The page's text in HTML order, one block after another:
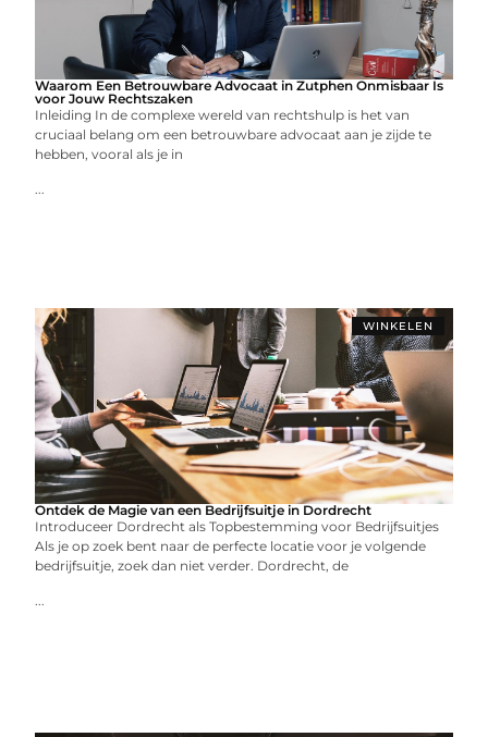
Waarom Een Betrouwbare Advocaat in Zutphen Onmisbaar Is
voor Jouw Rechtszaken
Inleiding In de complexe wereld van rechtshulp is het van
cruciaal belang om een betrouwbare advocaat aan je zijde te
hebben, vooral als je in
...
WINKELEN
Ontdek de Magie van een Bedrijfsuitje in Dordrecht
Introduceer Dordrecht als Topbestemming voor Bedrijfsuitjes
Als je op zoek bent naar de perfecte locatie voor je volgende
bedrijfsuitje, zoek dan niet verder. Dordrecht, de
...